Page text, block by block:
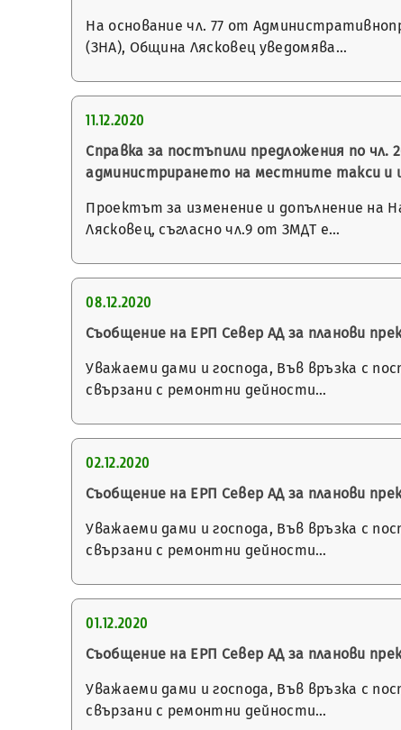
На основание чл. 77 от
(ЗНА), Община Лясковец уведомява…
11.12.2020
Справка за постъпили предложения по чл.
администрирането на местните такси и
Проектът за изменение и допълнение на
Лясковец, съгласно чл.9 от ЗМДТ е…
08.12.2020
Съобщение на ЕРП Север АД за планови
Уважаеми дами и господа, Във връзка с
свързани с ремонтни дейности…
02.12.2020
Съобщение на ЕРП Север АД за планови
Уважаеми дами и господа, Във връзка с
свързани с ремонтни дейности…
01.12.2020
Съобщение на ЕРП Север АД за планови
Уважаеми дами и господа, Във връзка с
свързани с ремонтни дейности…